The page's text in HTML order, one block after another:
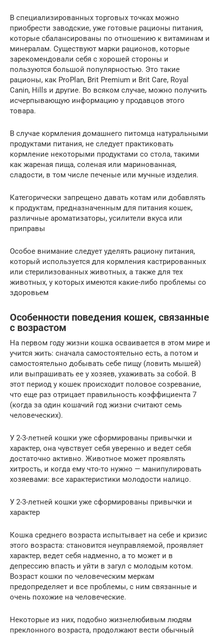
В специализированных торговых точках можно
приобрести заводские, уже готовые рационы питания,
которые сбалансированы по отношению к витаминам и
минералам. Существуют марки рационов, которые
зарекомендовали себя с хорошей стороны и
пользуются большой популярностью. Это такие
рационы, как ProPlan, Brit Premium и Brit Care, Royal
Canin, Hills и другие. Во всяком случае, можно получить
исчерпывающую информацию у продавцов этого
товара.
В случае кормления домашнего питомца натуральными
продуктами питания, не следует практиковать
кормление некоторыми продуктами со стола, такими
как жареная пища, соленая или маринованная,
сладости, в том числе печеные или мучные изделия.
Категорически запрещено давать котам или добавлять
к продуктам, предназначенным для питания кошек,
различные ароматизаторы, усилители вкуса или
приправы
Особое внимание следует уделять рациону питания,
который используется для кормления кастрированных
или стерилизованных животных, а также для тех
животных, у которых имеются какие-либо проблемы со
здоровьем
Особенности поведения кошек, связанные
с возрастом
На первом году жизни кошка осваивается в этом мире и
учится жить: сначала самостоятельно есть, а потом и
самостоятельно добывать себе пищу (ловить мышей)
или выпрашивать ее у хозяев, ухаживать за собой. В
этот период у кошек происходит половое созревание,
что еще раз отрицает правильность коэффициента 7
(когда за один кошачий год жизни считают семь
человеческих).
У 2-3-летней кошки уже сформированы привычки и
характер, она чувствует себя уверенно и ведет себя
достаточно активно. Животное может проявлять
хитрость, и когда ему что-то нужно — манипулировать
хозяевами: все характеристики молодости налицо.
У 2-3-летней кошки уже сформированы привычки и
характер
Кошка среднего возраста испытывает на себе и кризис
этого возраста: становится неуправляемой, проявляет
характер, ведет себя надменно, а то может и в
депрессию впасть и уйти в загул с молодым котом.
Возраст кошки по человеческим меркам
предопределяет и все проблемы, с ним связанные и
очень похожие на человеческие.
Некоторые из них, подобно жизнелюбивым людям
преклонного возраста, продолжают вести обычный